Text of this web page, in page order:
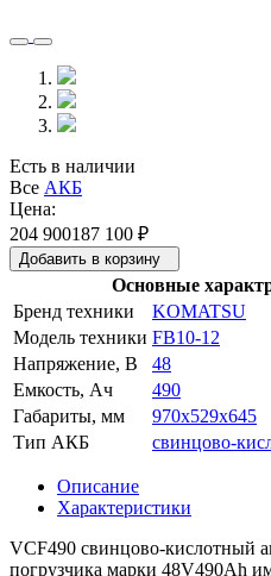
Есть в наличии
Все АКБ
Цена:
204 900187 100 ₽
Добавить в корзину
Основные
Бренд техники
KOMATSU
Модель техники FB10-12
Напряжение, В
48
Емкость, Ач
490
Габариты, мм
970x529x645
Тип АКБ
свинцово-
Описание
Характеристики
VCF490 свинцово-кислотный
погрузчика марки 48V490Ah